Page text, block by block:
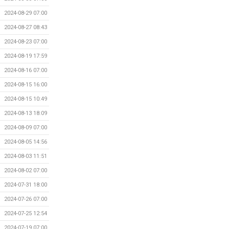
2024-08-29 07:00
2024-08-27 08:43
2024-08-23 07:00
2024-08-19 17:59
2024-08-16 07:00
2024-08-15 16:00
2024-08-15 10:49
2024-08-13 18:09
2024-08-09 07:00
2024-08-05 14:56
2024-08-03 11:51
2024-08-02 07:00
2024-07-31 18:00
2024-07-26 07:00
2024-07-25 12:54
2024-07-19 07:00